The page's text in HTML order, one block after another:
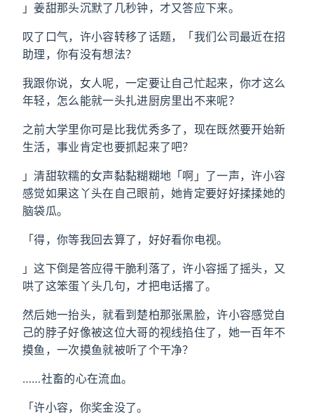
」姜甜那头沉默了几秒钟，才又答应下来。
叹了口气，许小容转移了话题，「我们公司最近在招
助理，你有没有想法？
我跟你说，女人呢，一定要让自己忙起来，你才这么
年轻，怎么能就一头扎进厨房里出不来呢？
之前大学里你可是比我优秀多了，现在既然要开始新
生活，事业肯定也要抓起来了吧？
」清甜软糯的女声黏黏糊糊地「啊」了一声，许小容
感觉如果这丫头在自己眼前，她肯定要好好揉揉她的
脑袋瓜。
「得，你等我回去算了，好好看你电视。
」这下倒是答应得干脆利落了，许小容摇了摇头，又
哄了这笨蛋丫头几句，才把电话撂了。
然后她一抬头，就看到楚柏那张黑脸，许小容感觉自
己的脖子好像被这位大哥的视线掐住了，她一百年不
摸鱼，一次摸鱼就被听了个干净？
……社畜的心在流血。
「许小容，你奖金没了。